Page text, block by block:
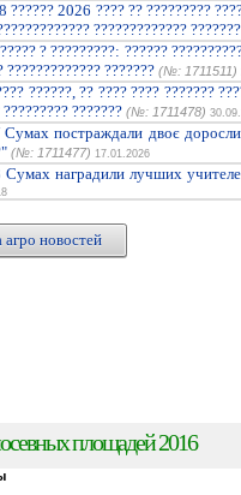
?????? 2026 ???? ?? ?????????
????????????? ???????
? ?????????: ??????
????????????? ??????? (№: 1711511)
??????, ?? ???? ???? ???????
??????? (№: 1711478)
постраждали двоє
(№: 1711477) 17.01.2026
наградили лучших
агро новостей
площадей 2016